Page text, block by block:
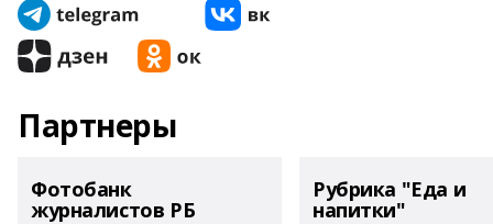
Партнеры
Фотобанк
журналистов РБ
Рубрика "Еда и
напитки"